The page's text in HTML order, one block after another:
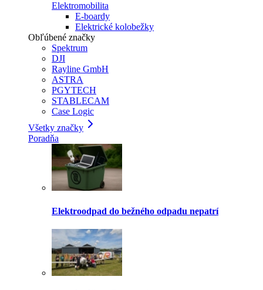
Elektromobilita
E-boardy
Elektrické kolobežky
Obľúbené značky
Spektrum
DJI
Rayline GmbH
ASTRA
PGYTECH
STABLECAM
Case Logic
Všetky značky
Poradňa
Elektroodpad do bežného odpadu nepatrí